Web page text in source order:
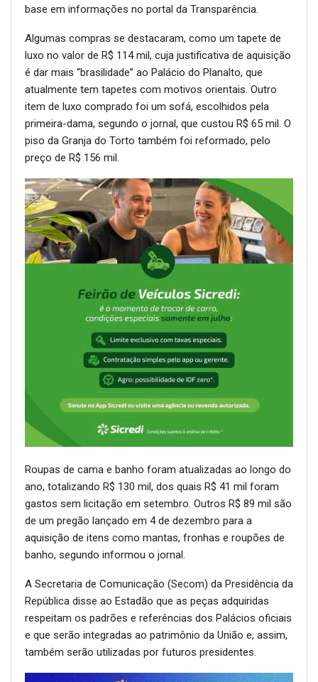
base em informações no portal da Transparência.
Algumas compras se destacaram, como um tapete de
luxo no valor de R$ 114 mil, cuja justificativa de aquisição
é dar mais “brasilidade” ao Palácio do Planalto, que
atualmente tem tapetes com motivos orientais. Outro
item de luxo comprado foi um sofá, escolhidos pela
primeira-dama, segundo o jornal, que custou R$ 65 mil. O
piso da Granja do Torto também foi reformado, pelo
preço de R$ 156 mil.
Roupas de cama e banho foram atualizadas ao longo do
ano, totalizando R$ 130 mil, dos quais R$ 41 mil foram
gastos sem licitação em setembro. Outros R$ 89 mil são
de um pregão lançado em 4 de dezembro para a
aquisição de itens como mantas, fronhas e roupões de
banho, segundo informou o jornal.
A Secretaria de Comunicação (Secom) da Presidência da
República disse ao Estadão que as peças adquiridas
respeitam os padrões e referências dos Palácios oficiais
e que serão integradas ao patrimônio da União e, assim,
também serão utilizadas por futuros presidentes.